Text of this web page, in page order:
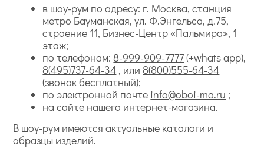
в шоу-рум по адресу: г. Москва, станция
метро Бауманская, ул. Ф.Энгельса, д.75,
строение 11, Бизнес-Центр «Пальмира», 1
этаж;
по телефонам: 8-999-909-7777(+whats app),
8(495)737-64-34 , или 8(800)555-64-34
(звонок бесплатный);
по электронной почте info@oboi-ma.ru ;
на сайте нашего интернет-магазина.
В шоу-рум имеются актуальные каталоги и
образцы изделий.